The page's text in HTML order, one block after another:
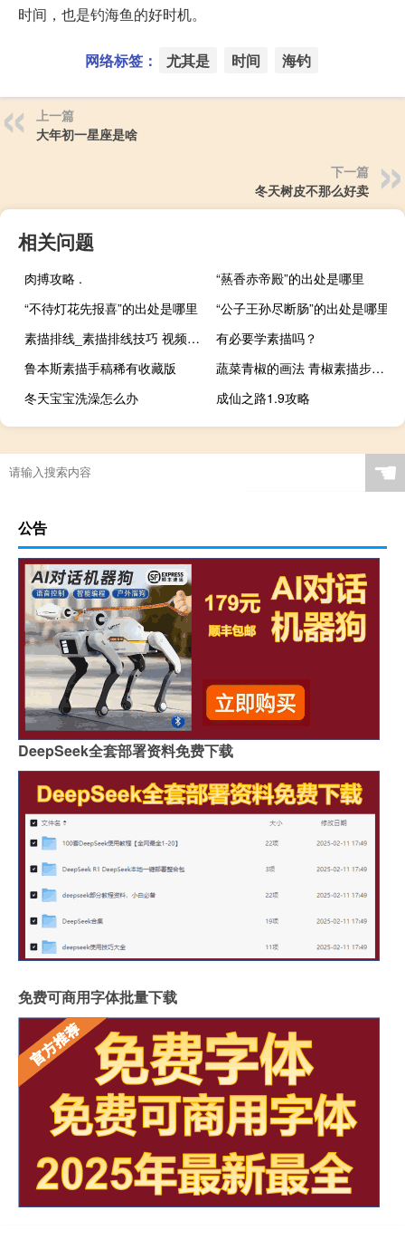
时间，也是钓海鱼的好时机。
网络标签： 尤其是 时间 海钓
上一篇
大年初一星座是啥
下一篇
冬天树皮不那么好卖
相关问题
肉搏攻略 .
“爇香赤帝殿”的出处是哪里
“不待灯花先报喜”的出处是哪里
“公子王孙尽断肠”的出处是哪里
素描排线_素描排线技巧 视频教程
有必要学素描吗？
鲁本斯素描手稿稀有收藏版
蔬菜青椒的画法 青椒素描步骤详细教程
冬天宝宝洗澡怎么办
成仙之路1.9攻略
☚
公告
DeepSeek全套部署资料免费下载
免费可商用字体批量下载